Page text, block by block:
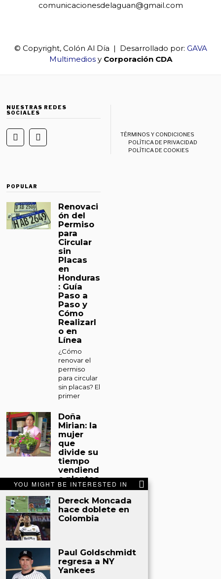
YOU MIGHT BE INTERESTED IN
Dereck Moncada
hace doblete en
Colombia
Paul Goldschmidt
regresa a NY
Yankees
comunicacionesdelaguan@gmail.com
© Copyright, Colón Al Día | Desarrollado por: GAVA
Multimediosy Corporación CDA
NUESTRAS REDES
SOCIALES
TÉRMINOS Y CONDICIONES
POLÍTICA DE PRIVACIDAD
POLÍTICA DE COOKIES
POPULAR
Renovaci
ón del
Permiso
para
Circular
sin
Placas
en
Honduras
: Guía
Paso a
Paso y
Cómo
Realizarl
o en
Línea
¿Cómo
renovar el
permiso
para circular
sin placas? El
primer
Doña
Mirian: la
mujer
que
divide su
tiempo
vendiend
o plantas
y
sacando
miel de
abejas
en Tocoa
improvisado
en el
mercado